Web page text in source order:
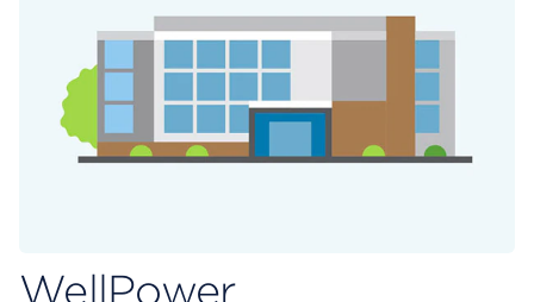
WellPower